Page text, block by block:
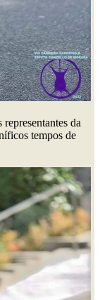
representantes da
tempos de